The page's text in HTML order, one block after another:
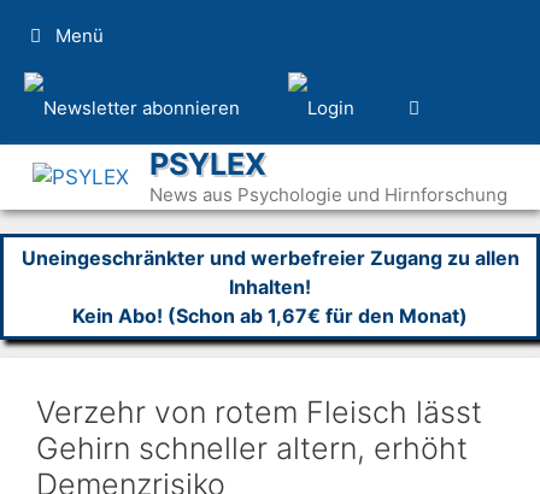
Inhalt
springen
Menü
PSYLEX
News aus Psychologie und Hirnforschung
Uneingeschränkter und werbefreier Zugang zu allen
Inhalten!
Kein Abo! (Schon ab 1,67€ für den Monat)
Verzehr von rotem Fleisch lässt
Gehirn schneller altern, erhöht
Demenzrisiko